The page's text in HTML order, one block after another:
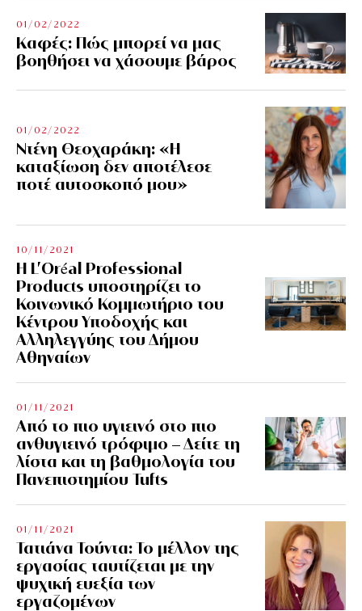
01/02/2022
Kαφές: Πώς μπορεί να μας
βοηθήσει να χάσουμε βάρος
01/02/2022
Ντένη Θεοχαράκη: «Η
καταξίωση δεν αποτέλεσε
ποτέ αυτοσκοπό μου»
10/11/2021
Η L’Οréal Professional
Products υποστηρίζει το
Κοινωνικό Κομμωτήριο του
Κέντρου Υποδοχής και
Αλληλεγγύης του Δήμου
Αθηναίων
01/11/2021
Από το πιο υγιεινό στο πιο
ανθυγιεινό τρόφιμο – Δείτε τη
λίστα και τη βαθμολογία του
Πανεπιστημίου Tufts
01/11/2021
Τατιάνα Τούντα: Το μέλλον της
εργασίας ταυτίζεται με την
ψυχική ευεξία των
εργαζομένων